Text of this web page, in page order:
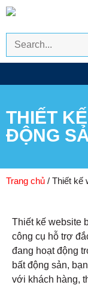
THIẾT
ĐỘNG
Trang chủ / Thiết kế
Thiết kế website
công cụ hỗ trợ
đang hoạt động
bất động sản,
với khách hàng,